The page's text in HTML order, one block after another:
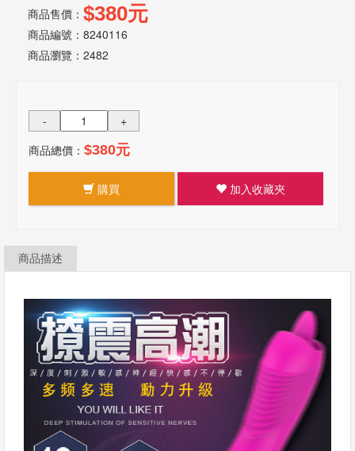
商品售價： $380元
商品編號：8240116
商品瀏覽： 2482
-
+
商品總價： $380元
購買 加入收藏夾
商品描述